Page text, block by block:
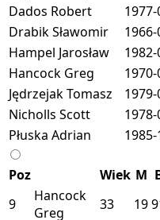
Dados Robert
Drabik Sławomir
Hampel Jarosław
Hancock Greg
Jędrzejak Tomasz
Nicholls Scott
Płuska Adrian
Poz Wiek M
9
Hancock
Greg
33 19